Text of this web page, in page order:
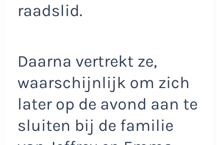
raadslid.
Daarna vertrekt ze,
waarschijnlijk om zich
later op de avond aan te
sluiten bij de familie